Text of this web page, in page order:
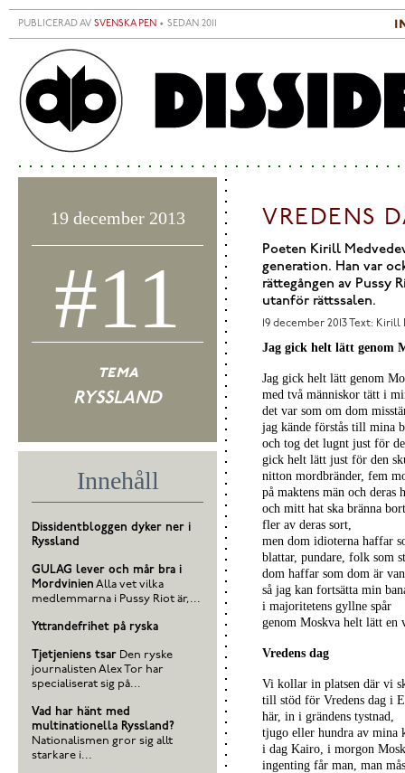
Hoppa till huvudinnehåll
PUBLICERAD AV SVENSKA PEN • SEDAN 2011
VREDENS
Poeten Kirill
generation. Han var
rättegången av Pussy
utanför rättssalen.
19 december 2013 Text: Kirill
Jag gick helt lätt genom
Jag gick helt lätt genom
med två människor tätt i
det var som om dom
jag kände förstås till mina
och tog det lugnt just för
gick helt lätt just för den
nitton mordbränder, fem
på maktens män och deras
och mitt hat ska bränna bort
fler av deras sort,
men dom idioterna haffar
blattar, pundare, folk som
dom haffar som dom är
så jag kan fortsätta min
i majoritetens gyllne spår
genom Moskva helt lätt en
Vredens dag
Vi kollar in platsen där vi
till stöd för Vredens dag i
här, in i grändens tystnad,
tjugo eller hundra av mina
i dag Kairo, i morgon
ingenting får man, man
19 december 2013
#11
tema
RYSSLAND
Innehåll
Dissidentbloggen dyker ner i
Ryssland
GULAG lever och mår bra i
Mordvinien Alla vet vilka
medlemmarna i Pussy Riot är,...
Yttrandefrihet på ryska
Tjetjeniens tsar Den ryske
journalisten Alex Tor har
specialiserat sig på...
Vad har hänt med
multinationella Ryssland?
Nationalismen gror sig allt
starkare i...